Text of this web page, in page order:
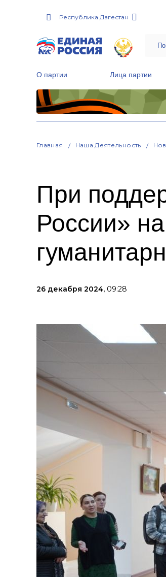
Республика Дагестан
О партии Лица партии
Главная Наша Деятельность
При
России»
26 декабря 2024, 09:28